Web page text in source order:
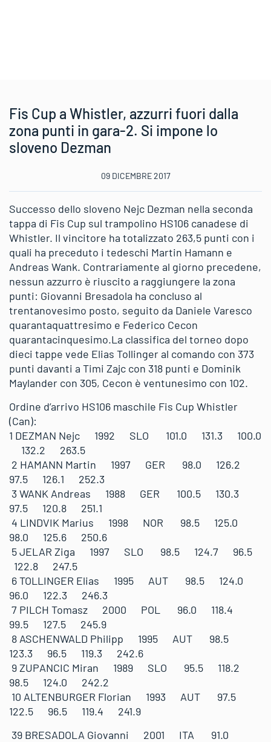
Fis Cup a Whistler, azzurri fuori dalla
zona punti in gara-2. Si impone lo
sloveno Dezman
09 DICEMBRE 2017
Successo dello sloveno Nejc Dezman nella seconda
tappa di Fis Cup sul trampolino HS106 canadese di
Whistler. Il vincitore ha totalizzato 263,5 punti con i
quali ha preceduto i tedeschi Martin Hamann e
Andreas Wank. Contrariamente al giorno precedene,
nessun azzurro è riuscito a raggiungere la zona
punti: Giovanni Bresadola ha concluso al
trentanovesimo posto, seguito da Daniele Varesco
quarantaquattresimo e Federico Cecon
quarantacinquesimo.La classifica del torneo dopo
dieci tappe vede Elias Tollinger al comando con 373
punti davanti a Timi Zajc con 318 punti e Dominik
Maylander con 305, Cecon è ventunesimo con 102.
Ordine d’arrivo HS106 maschile Fis Cup Whistler
(Can):
1 DEZMAN Nejc 1992 SLO 101.0 131.3 100.0
132.2 263.5
2 HAMANN Martin 1997 GER 98.0 126.2
97.5 126.1 252.3
3 WANK Andreas 1988 GER 100.5 130.3
97.5 120.8 251.1
4 LINDVIK Marius 1998 NOR 98.5 125.0
98.0 125.6 250.6
5 JELAR Ziga 1997 SLO 98.5 124.7 96.5
122.8 247.5
6 TOLLINGER Elias 1995 AUT 98.5 124.0
96.0 122.3 246.3
7 PILCH Tomasz 2000 POL 96.0 118.4
99.5 127.5 245.9
8 ASCHENWALD Philipp 1995 AUT 98.5
123.3 96.5 119.3 242.6
9 ZUPANCIC Miran 1989 SLO 95.5 118.2
98.5 124.0 242.2
10 ALTENBURGER Florian 1993 AUT 97.5
122.5 96.5 119.4 241.9
39 BRESADOLA Giovanni 2001 ITA 91.0